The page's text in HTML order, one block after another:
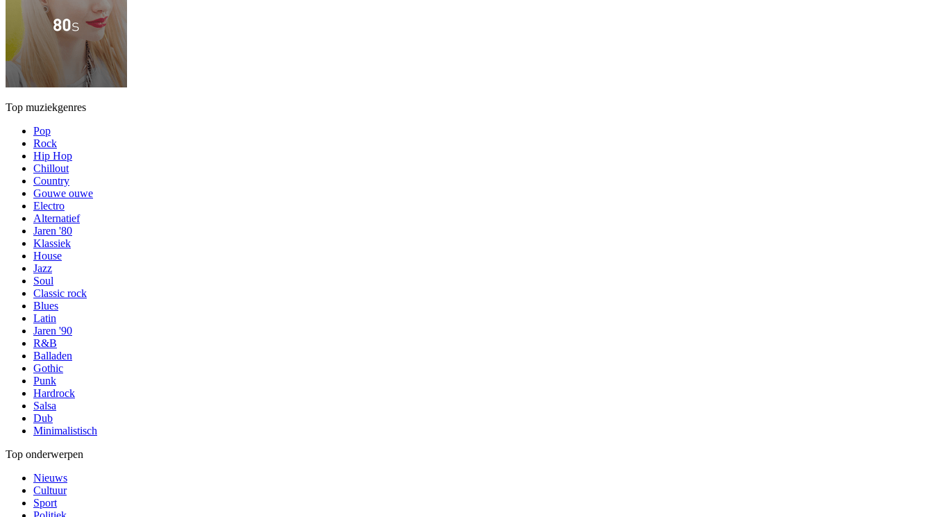
Top muziekgenres
Pop
Rock
Hip Hop
Chillout
Country
Gouwe ouwe
Electro
Alternatief
Jaren '80
Klassiek
House
Jazz
Soul
Classic rock
Blues
Latin
Jaren '90
R&B
Balladen
Gothic
Punk
Hardrock
Salsa
Dub
Minimalistisch
Top onderwerpen
Nieuws
Cultuur
Sport